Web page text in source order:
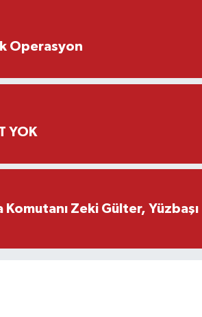
Operasyon
YOK
Komutanı Zeki Gülter, Yüzbaşı